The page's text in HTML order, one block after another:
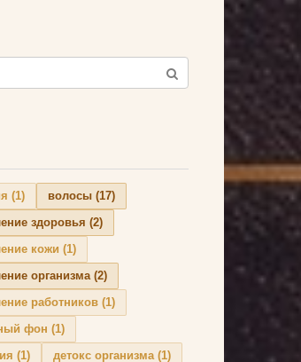
(1) волосы (17)
здоровья (2)
кожи (1)
организма(2)
работников (1)
фон (1)
(1) детокс организма(1)